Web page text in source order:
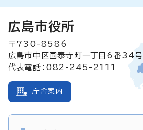
広島市役所
〒730-8586
広島市中区国泰寺町一丁目6番34号
代表電話：082-245-2111
庁舎案内